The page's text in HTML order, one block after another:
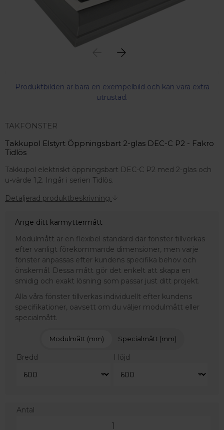
fokus på kvalitet, omtanke och djup kompetens.
Produktbilden är bara en exempelbild och kan vara extra
utrustad.
TAKFÖNSTER
Takkupol Elstyrt Öppningsbart 2-glas DEC-C P2 - Fakro
Tidlös
Takkupol elektriskt öppningsbart DEC-C P2 med 2-glas och
u-värde 1,2. Ingår i serien Tidlös.
Detaljerad produktbeskrivning
Ange ditt karmyttermått
Modulmått är en flexibel standard där fönster tillverkas
efter vanligt förekommande dimensioner, men varje
fönster anpassas efter kundens specifika behov och
önskemål. Dessa mått gör det enkelt att skapa en
smidig och exakt lösning som passar just ditt projekt.
Alla våra fönster tillverkas individuellt efter kundens
specifikationer, oavsett om du väljer modulmått eller
specialmått.
Modulmått (mm) Specialmått (mm)
Bredd Höjd
Antal